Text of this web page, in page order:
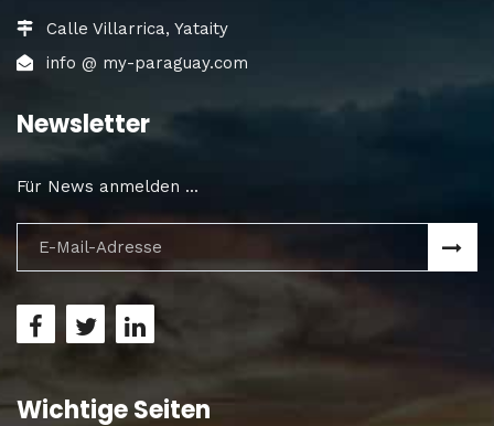
Calle Villarrica, Yataity
info @ my-paraguay.com
Newsletter
Für News anmelden ...
Wichtige Seiten